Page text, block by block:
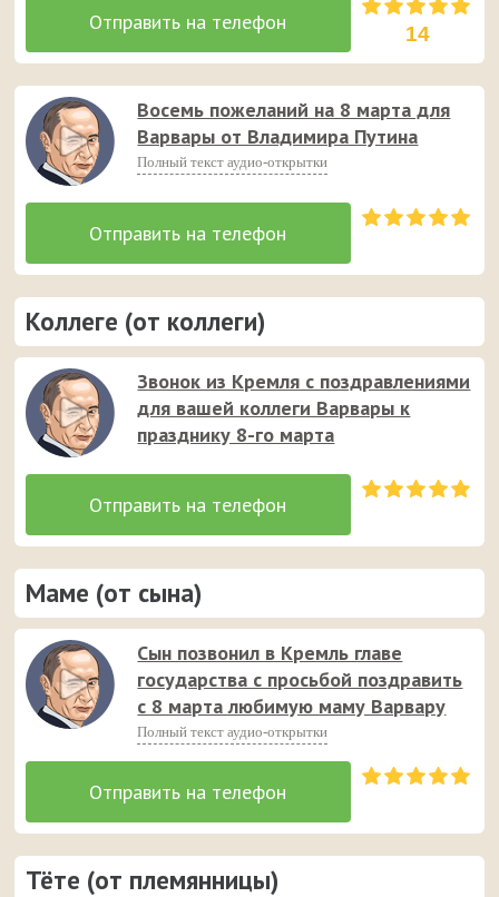
14
Восемь пожеланий на 8 марта для
Варвары от Владимира Путина
Полный текст аудио-открытки
Коллеге (от коллеги)
Звонок из Кремля с поздравлениями
для вашей коллеги Варвары к
празднику 8-го марта
Маме (от сына)
Сын позвонил в Кремль главе
государства с просьбой поздравить
с 8 марта любимую маму Варвару
Полный текст аудио-открытки
Тёте (от племянницы)